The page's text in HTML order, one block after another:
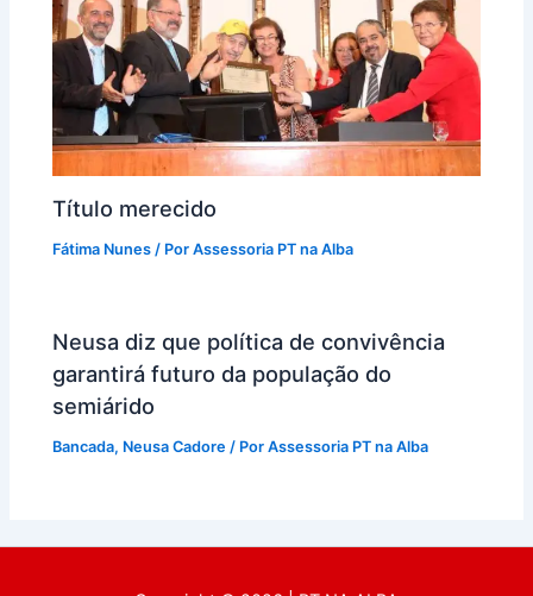
Título merecido
Fátima Nunes / PorAssessoria PT na Alba
Neusa diz que política de convivência
garantirá futuro da população do
semiárido
Bancada, Neusa Cadore / PorAssessoria PT na Alba